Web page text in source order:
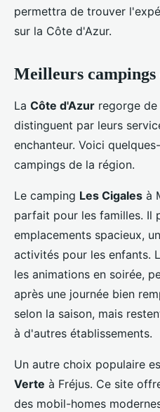
permettra de trouver
sur la Côte d'Azur.
Meilleurs
La Côte d'Azur regorge
distinguent par leurs
enchanteur. Voici
campings de la région.
Le camping Les Cigales à
parfait pour les familles. Il
emplacements spacieux,
activités pour les enfants.
les animations en soirée,
après une journée bien
selon la saison, mais
à d'autres établissements.
Un autre choix populaire
Verte à Fréjus. Ce site
des mobil-homes